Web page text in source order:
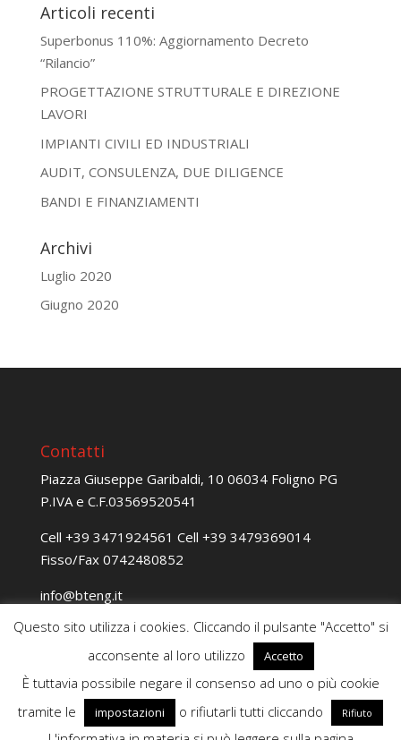
Articoli recenti
Superbonus 110%: Aggiornamento Decreto
“Rilancio”
PROGETTAZIONE STRUTTURALE E DIREZIONE
LAVORI
IMPIANTI CIVILI ED INDUSTRIALI
AUDIT, CONSULENZA, DUE DILIGENCE
BANDI E FINANZIAMENTI
Archivi
Luglio 2020
Giugno 2020
Contatti
Piazza Giuseppe Garibaldi, 10 06034 Foligno PG
P.IVA e C.F.03569520541
Cell +39 3471924561 Cell +39 3479369014
Fisso/Fax 0742480852
ti.gnetb
@ofni
ti.cep
@gnireenignetb
Questo sito utilizza i cookies. Cliccando il pulsante "Accetto" si
acconsente al loro utilizzo
Accetto
È tuttavia possibile negare il consenso ad uno o più cookie
tramite le
impostazioni o rifiutarli tutti cliccando Rifiuto